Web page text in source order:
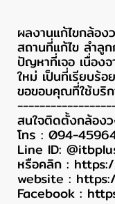
ผลงานแก้ไขกล้อ
สถานที่แก้ไข ลำลู
ปัญหาที่เจอ เนื่อง
ใหม่ เป็นที่เรียบร้อ
ขอขอบคุณที่ใช้บริ
สนใจติดตั้งกล้อง
โทร : 094-
Line ID:
หรือคลิก :
website :
Facebook :